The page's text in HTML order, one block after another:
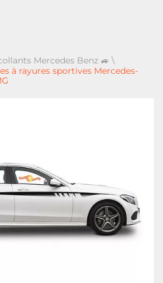
Mercedes Benz 🚙 \
à rayures sportives Mercedes-